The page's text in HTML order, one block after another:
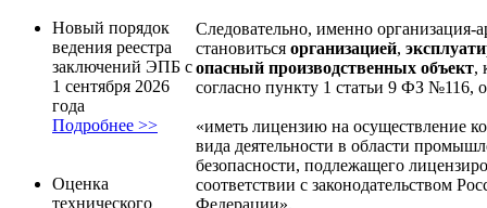
Новый порядок
ведения реестра
заключений ЭПБ с
1 сентября 2026
года
Подробнее >>
Оценка
технического
Следовательно, именно организация-
становиться организацией,
опасный производственных объект,
согласно пункту 1 статьи 9 ФЗ №116,
«иметь лицензию на осуществление
вида деятельности в области
безопасности, подлежащего
соответствии с законодательством
Федерации».